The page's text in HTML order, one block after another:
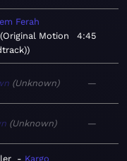
Ferah
Motion
4:45
Unknown —
Unknown —
Kargo